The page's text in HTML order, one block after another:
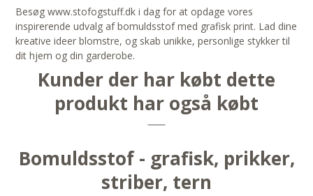
Besøg www.stofogstuff.dk i dag for at opdage vores
inspirerende udvalg af bomuldsstof med grafisk print. Lad dine
kreative ideer blomstre, og skab unikke, personlige stykker til
dit hjem og din garderobe.
Kunder der har købt dette
produkt har også købt
Bomuldsstof - grafisk, prikker,
striber, tern